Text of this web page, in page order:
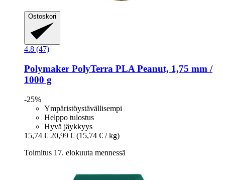
Ostoskori
4.8 (47)
Polymaker PolyTerra PLA Peanut, 1,75 mm /
1000 g
-25%
Ympäristöystävällisempi
Helppo tulostus
Hyvä jäykkyys
15,74 € 20,99 € (15,74 € / kg)
Toimitus 17. elokuuta mennessä